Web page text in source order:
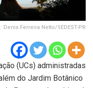
Denis Ferreira Netto/SEDEST-PR
(UCs) administradas
do Jardim Botânico